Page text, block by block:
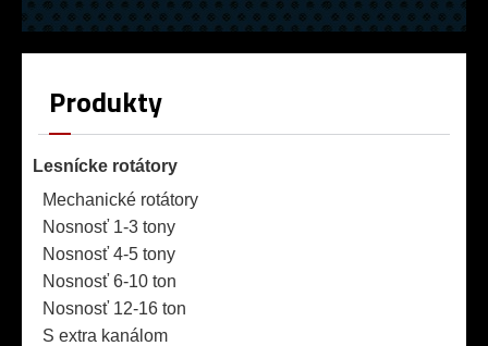
Produkty
Lesnícke rotátory
Mechanické rotátory
Nosnosť 1-3 tony
Nosnosť 4-5 tony
Nosnosť 6-10 ton
Nosnosť 12-16 ton
S extra kanálom